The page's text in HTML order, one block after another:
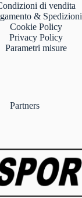
di vendita
& Spedizioni
Cookie Policy
Privacy Policy
Parametri misure
Partners